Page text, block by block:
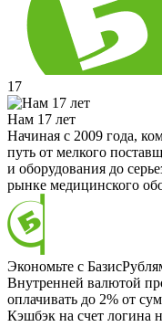
17
Нам 17 лет
Начиная с 2009 года,
путь от мелкого
и оборудования до
рынке медицинского
Экономьте с
Внутренней валютой
оплачивать до 2% от
Кэшбэк на счет логина